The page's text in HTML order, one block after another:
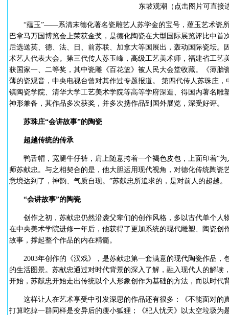
东坡观潮（点击图片可直接
“蕴玉”——系清末德化著名瓷雕艺人苏学金的宝号，蕴玉艺术瓷所
巴拿马万国博览会上荣获金奖，是德化陶瓷在大型国际展览评比中
后选送英、德、法、日、前苏联、加拿大等国展出，轰动国际瓷坛
术艺人代表大会。第三代传人苏玉峰，高级工艺美术师，福建省工艺
获国家一、二等奖，其中瓷雕《百花篮》被人民大会堂收藏。《薄胎
薄的瓷观音，中央电视台曾对其作过专题报道。 第四代传人苏珠庄
镇陶瓷学院、清华大学工艺美术学院等高等学府深造、得国内著名雕
神形兼备，其作品多次获奖，并多次携作品到国外展览，深受好评。
苏珠庄“会讲故事”的陶瓷
超越传统的传承
鸭舌帽，宽腿牛仔裤，肩上随意挎着一个褐色皮包，上面印着“
师苏献忠。与之相契合的是，他大胆运用现代视角，对德化传统陶瓷
意境达到了，神韵、气质自现。”苏献忠所追求的，是对前人的超越。
“会讲故事”的陶瓷
创作之初，苏献忠仍然沿袭父辈们的创作风格，多以古代单个人
在中央美术学院进修一年后，他获得了更加系统的现代雕塑、陶瓷创
故事，撑起整个作品的内在精髓。
2003年创作的《汉戏》，是苏献忠第一套满意的现代陶瓷作品，
的生活图景。苏献忠通过对时代背景的深入了解，融入现代人的解
开始，苏献忠开始走出传统以个人形象创作为基础的方法，而以时代
这样让人在艺术享受中引发深思的作品还有很多：《不能面对的
打算吃掉一群同样是变异后的瘦小狐狸；《杞人忧天》以太空垃圾为